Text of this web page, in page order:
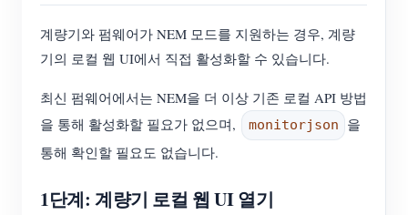
계량기와 펌웨어가 NEM 모드를 지원하는 경우, 계량
기의 로컬 웹 UI에서 직접 활성화할 수 있습니다.
최신 펌웨어에서는 NEM을 더 이상 기존 로컬 API 방법
을 통해 활성화할 필요가 없으며,
monitorjson
을
통해 확인할 필요도 없습니다.
1단계: 계량기 로컬 웹 UI 열기